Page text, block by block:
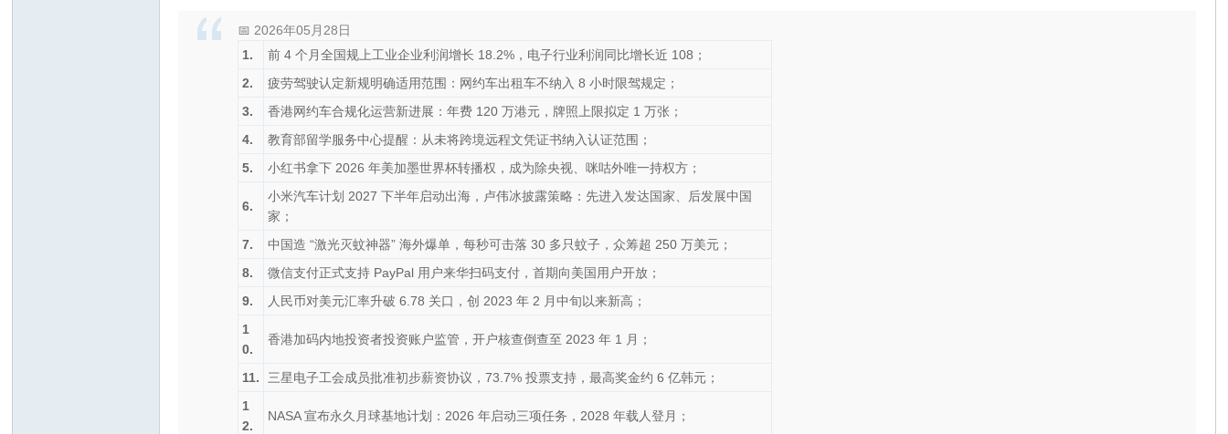
📅 2026年05月28日
1.
前 4 个月全国规上工业企业利润增长 18.2%，电子行业利润同比增长近 108；
2.
疲劳驾驶认定新规明确适用范围：网约车出租车不纳入 8 小时限驾规定；
3.
香港网约车合规化运营新进展：年费 120 万港元，牌照上限拟定 1 万张；
4.
教育部留学服务中心提醒：从未将跨境远程文凭证书纳入认证范围；
5.
小红书拿下 2026 年美加墨世界杯转播权，成为除央视、咪咕外唯一持权方；
6.
小米汽车计划 2027 下半年启动出海，卢伟冰披露策略：先进入发达国家、后发展中国
家；
7.
中国造 “激光灭蚊神器” 海外爆单，每秒可击落 30 多只蚊子，众筹超 250 万美元；
8.
微信支付正式支持 PayPal 用户来华扫码支付，首期向美国用户开放；
9.
人民币对美元汇率升破 6.78 关口，创 2023 年 2 月中旬以来新高；
1
0.
香港加码内地投资者投资账户监管，开户核查倒查至 2023 年 1 月；
11.
三星电子工会成员批准初步薪资协议，73.7% 投票支持，最高奖金约 6 亿韩元；
1
2.
NASA 宣布永久月球基地计划：2026 年启动三项任务，2028 年载人登月；